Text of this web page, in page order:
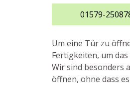
01579-
Um eine Tür zu
Fertigkeiten, um
Wir sind besonders
öffnen, ohne dass